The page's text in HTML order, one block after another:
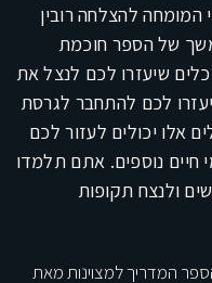
המומחה להצלחה רובין
של הספר חוכמת
המצוינות. רובין נותן מציג בספר 101 כלים שיעזרו לכם לנצל את
לכם להתחבר לגרסת
אלו יכולים לעזור לכם
חיים נוספים. אתם תלמדו
ולנצח תקופות
המדריך למצוינות מאת